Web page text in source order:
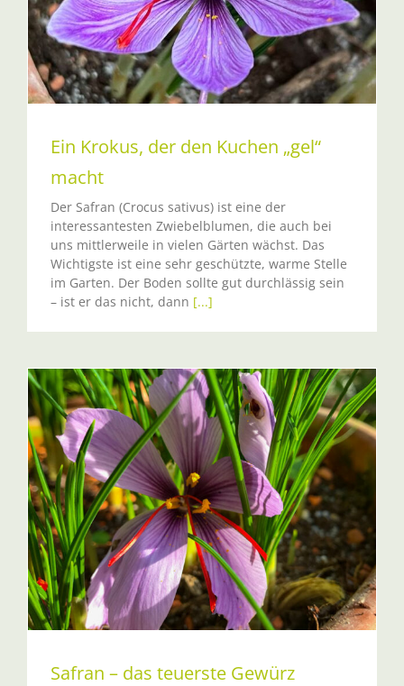
Ein Krokus, der den Kuchen „gel“
macht
Der Safran (Crocus sativus) ist eine der
interessantesten Zwiebelblumen, die auch bei
uns mittlerweile in vielen Gärten wächst. Das
Wichtigste ist eine sehr geschützte, warme Stelle
im Garten. Der Boden sollte gut durchlässig sein
– ist er das nicht, dann [...]
Safran – das teuerste Gewürz